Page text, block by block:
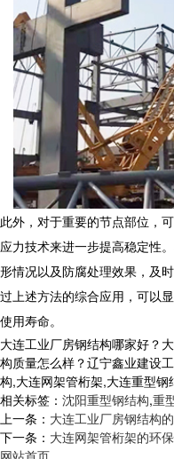
此外，对于重要的节点部位，
应力技术来进一步提高稳定性
形情况以及防腐处理效果，及
过上述方法的综合应用，可以
使用寿命。
大连工业厂房钢结构哪家好？
构质量怎么样？辽宁鑫业建设
构,大连网架管桁架,大连重型
相关标签： 沈阳重型钢结构,重
上一条： 大连工业厂房钢结构
下一条： 大连网架管桁架的环
网站首页